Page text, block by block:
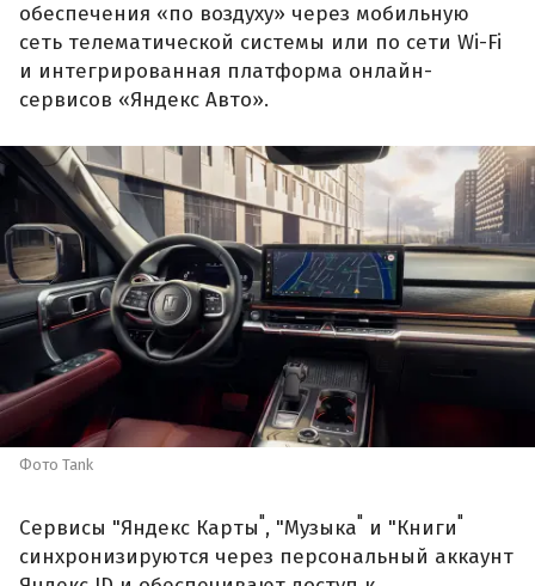
обеспечения «по воздуху» через мобильную
сеть телематической системы или по сети Wi-Fi
и интегрированная платформа онлайн-
сервисов «Яндекс Авто».
Фото Tank
Сервисы "Яндекс Карты", "Музыка" и "Книги"
синхронизируются через персональный аккаунт